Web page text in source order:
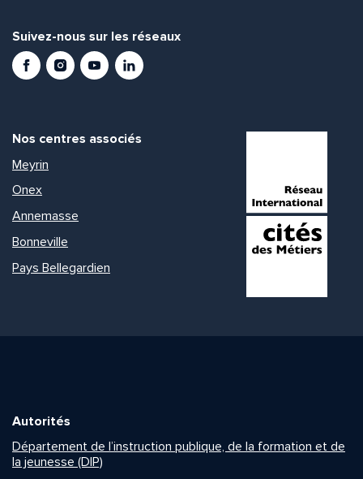
Suivez-nous sur les réseaux
FacebookInstagramYoutubeLinkedIn
Nos centres associés
Meyrin
Onex
Annemasse
Bonneville
Pays Bellegardien
Autorités
Département de l’instruction publique, de la formation et de
la jeunesse (DIP)